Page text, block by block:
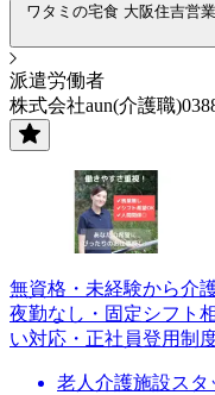
ワタミの宅食 大阪住吉営
派遣労働者
株式会社aun(介護職
無資格・未経験から介
夜勤なし・固定シフト
い対応・正社員登用制
老人介護施設スタ